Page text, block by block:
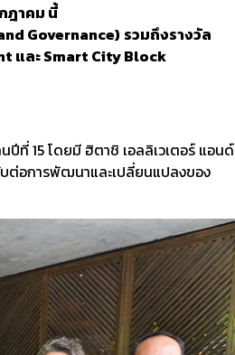
ฎาคม นี้
Governance) รวมถึงรางวัล
และSmart City Block
ที่ 15 โดยมี ฮิตาชิ เอลลิเวเตอร์ แอนด์
บต่อการพัฒนาและเปลี่ยนแปลงของ